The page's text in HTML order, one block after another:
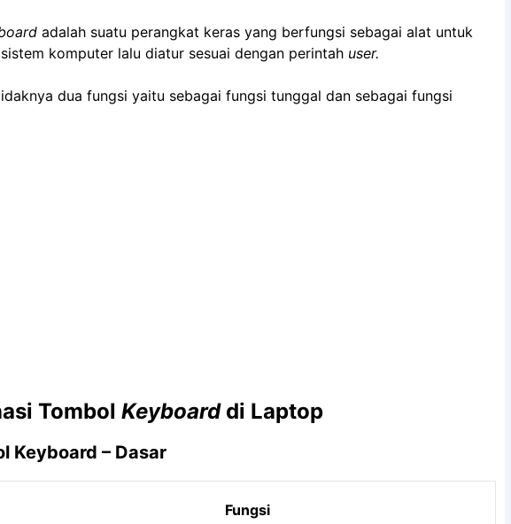
adalah suatu perangkat keras yang berfungsi sebagai alat untuk
komputer lalu diatur sesuai dengan perintah user.
dua fungsi yaitu sebagai fungsi tunggal dan sebagai fungsi
Tombol Keyboarddi Laptop
Keyboard – Dasar
Fungsi